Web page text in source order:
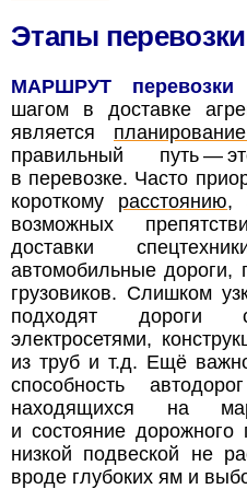
Этапы
МАРШРУТ перевозки
шагом в доставке
является
правильный путь —
в перевозке. Часто
короткому расстоянию,
возможных
доставки
автомобильные дороги,
грузовиков. Слишком
подходят дороги
электросетями,
из труб и т.д. Ещё
способность
находящихся на
и состояние дорожного
низкой подвеской не
вроде глубоких ям и